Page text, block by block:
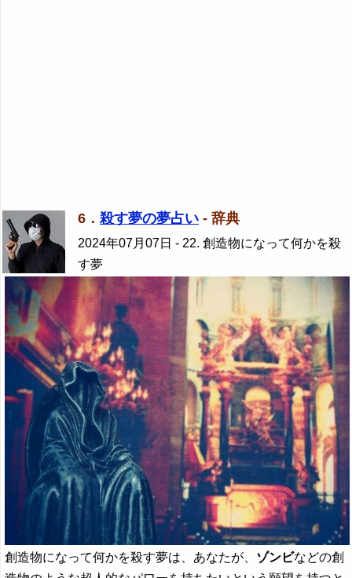
6． 殺す夢の夢占い - 辞典
2024年07月07日 - 22. 創造物になって何かを殺
す夢
創造物になって何かを殺す夢は、あなたが、 ゾンビなどの創